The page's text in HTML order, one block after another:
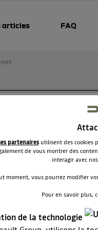
articles FAQ
sellerie tissus
je possède un Duster de
pour le siège conducteur.
d'avance pour vos réponses
partenairesutilisent des cookies
de vous montrer des
interagir avec
moment, vous pourrez modifier
Pour en savoir plus,
de la technologie